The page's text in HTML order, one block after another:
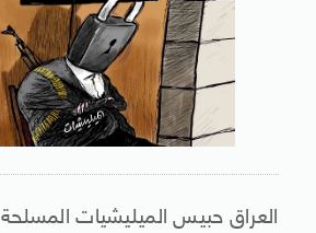
العراق حبيس الميليشيات المسلحة